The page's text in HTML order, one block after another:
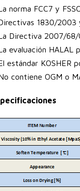
norma FCC7 y
1830/2003
Directiva 2007/68/
evaluación HALAL
estándar KOSHER
contiene OGM o